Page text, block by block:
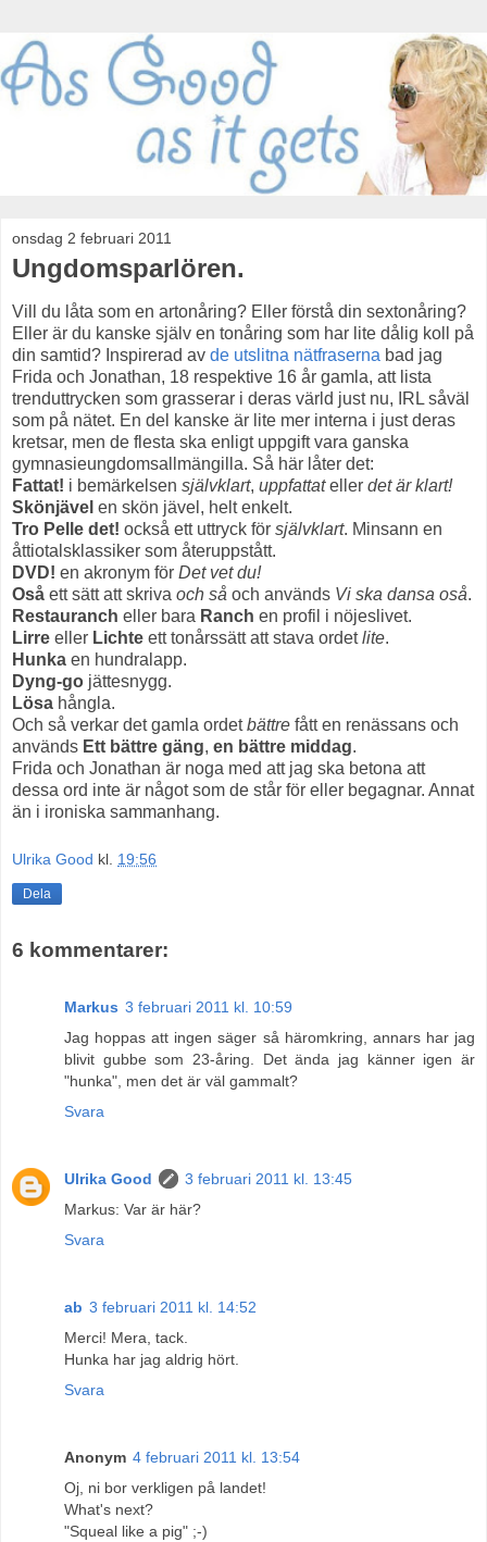
onsdag 2 februari 2011
Ungdomsparlören.
Vill du låta som en artonåring? Eller förstå din sextonåring?
Eller är du kanske själv en tonåring som har lite dålig koll på
din samtid? Inspirerad av de utslitna nätfraserna bad jag
Frida och Jonathan, 18 respektive 16 år gamla, att lista
trenduttrycken som grasserar i deras värld just nu, IRL såväl
som på nätet. En del kanske är lite mer interna i just deras
kretsar, men de flesta ska enligt uppgift vara ganska
gymnasieungdomsallmängilla. Så här låter det:
Fattat! i bemärkelsen självklart, uppfattateller det är klart!
Skönjävel en skön jävel, helt enkelt.
Tro Pelle det! också ett uttryck för självklart. Minsann en
åttiotalsklassiker som återuppstått.
DVD! en akronym för Det vet du!
Oså ett sätt att skriva och så och används Vi ska dansa oså.
Restauranch eller bara Ranch en profil i nöjeslivet.
Lirre eller Lichte ett tonårssätt att stava ordetlite.
Hunka en hundralapp.
Dyng-go jättesnygg.
Lösa hångla.
Och så verkar det gamla ordetbättre fått en renässans och
används Ett bättre gäng, en bättre middag.
Frida och Jonathan är noga med att jag ska betona att
dessa ord inte är något som de står för eller begagnar. Annat
än i ironiska sammanhang.
Ulrika Good kl. 19:56
Dela
6 kommentarer:
Markus 3 februari 2011 kl. 10:59
Jag hoppas att ingen säger så häromkring, annars har jag
blivit gubbe som 23-åring. Det ända jag känner igen är
"hunka", men det är väl gammalt?
Svara
Ulrika Good
3 februari 2011 kl. 13:45
Markus: Var är här?
Svara
ab 3 februari 2011 kl. 14:52
Merci! Mera, tack.
Hunka har jag aldrig hört.
Svara
Anonym 4 februari 2011 kl. 13:54
Oj, ni bor verkligen på landet!
What's next?
"Squeal like a pig" ;-)